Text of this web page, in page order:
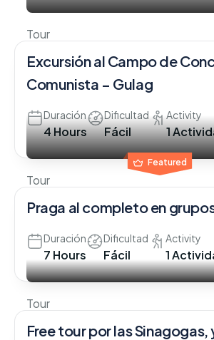
Tour
Excursión al Campo de
Comunista – Gulag
Duración
4 Hours
Dificultad
Fácil
Activity
1
Featured
Tour
Praga al completo en
Duración
7 Hours
Dificultad
Fácil
Activity
1
Tour
Free tour por las Sinagogas,